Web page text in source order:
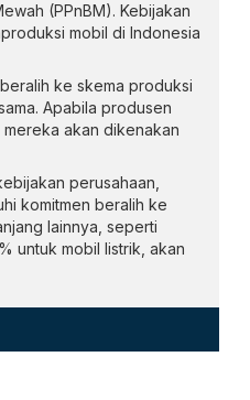
(PPnBM). Kebijakan
mobil di Indonesia
ke skema produksi
Apabila produsen
akan dikenakan
perusahaan,
komitmen beralih ke
lainnya, seperti
untuk mobil listrik, akan